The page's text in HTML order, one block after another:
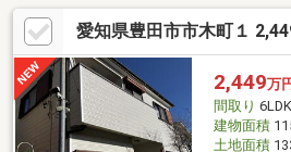
す！〇広々としたお庭があり、お子様の
途でお使いいただけます☆〇ご夫婦それ
る、並列2台分の駐車スペース◎■■【周
校 徒歩約24分〇逢妻中学校 徒歩約
ご希望のお客様へ】■■ご来店・ご案内可
ちをお気軽にご連絡ください♪
愛知県豊田市市木町１
2,449万
間取り 6LDK
建物面積
土地面積